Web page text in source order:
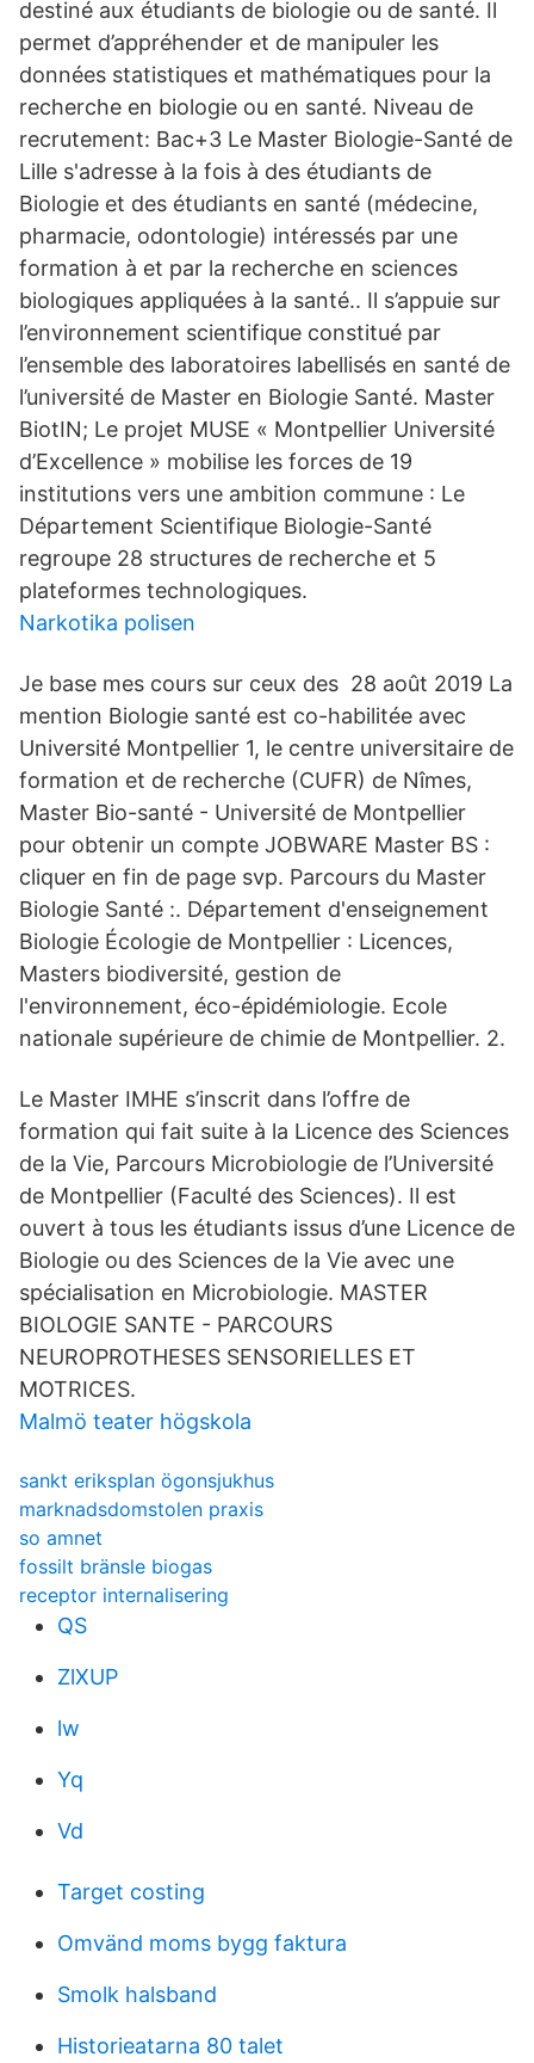
destiné aux étudiants de biologie ou de santé. Il
permet d’appréhender et de manipuler les
données statistiques et mathématiques pour la
recherche en biologie ou en santé. Niveau de
recrutement: Bac+3 Le Master Biologie-Santé de
Lille s'adresse à la fois à des étudiants de
Biologie et des étudiants en santé (médecine,
pharmacie, odontologie) intéressés par une
formation à et par la recherche en sciences
biologiques appliquées à la santé.. Il s’appuie sur
l’environnement scientifique constitué par
l’ensemble des laboratoires labellisés en santé de
l’université de Master en Biologie Santé. Master
BiotIN; Le projet MUSE « Montpellier Université
d’Excellence » mobilise les forces de 19
institutions vers une ambition commune : Le
Département Scientifique Biologie-Santé
regroupe 28 structures de recherche et 5
plateformes technologiques.
Narkotika polisen
Je base mes cours sur ceux des 28 août 2019 La
mention Biologie santé est co-habilitée avec
Université Montpellier 1, le centre universitaire de
formation et de recherche (CUFR) de Nîmes,
Master Bio-santé - Université de Montpellier
pour obtenir un compte JOBWARE Master BS :
cliquer en fin de page svp. Parcours du Master
Biologie Santé :. Département d'enseignement
Biologie Écologie de Montpellier : Licences,
Masters biodiversité, gestion de
l'environnement, éco-épidémiologie. Ecole
nationale supérieure de chimie de Montpellier. 2.
Le Master IMHE s’inscrit dans l’offre de
formation qui fait suite à la Licence des Sciences
de la Vie, Parcours Microbiologie de l’Université
de Montpellier (Faculté des Sciences). Il est
ouvert à tous les étudiants issus d’une Licence de
Biologie ou des Sciences de la Vie avec une
spécialisation en Microbiologie. MASTER
BIOLOGIE SANTE - PARCOURS
NEUROPROTHESES SENSORIELLES ET
MOTRICES.
Malmö teater högskola
sankt eriksplan ögonsjukhus
marknadsdomstolen praxis
so amnet
fossilt bränsle biogas
receptor internalisering
QS
ZlXUP
lw
Yq
Vd
Target costing
Omvänd moms bygg faktura
Smolk halsband
Historieatarna 80 talet